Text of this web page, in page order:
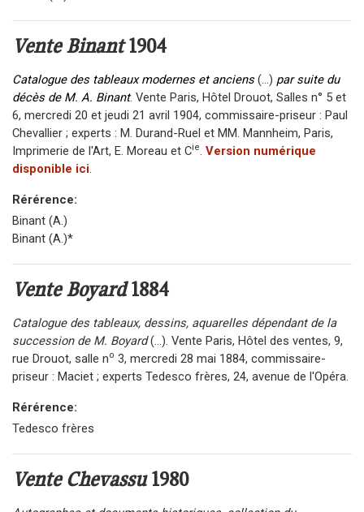
Vente Binant1904
Catalogue des tableaux modernes et anciens(...) par suite du
décès de M. A. Binant. Vente Paris, Hôtel Drouot, Salles n° 5 et
6, mercredi 20 et jeudi 21 avril 1904, commissaire-priseur : Paul
Chevallier ; experts : M. Durand-Ruel et MM. Mannheim, Paris,
Imprimerie de l'Art, E. Moreau et Cie
Version numérique
disponible ici
Rérérence:
Binant (A.)
Binant (A.)*
Vente Boyard1884
Catalogue des tableaux, dessins, aquarelles dépendant de la
succession de M. Boyard(...). Vente Paris, Hôtel des ventes, 9,
rue Drouot, salle no 3, mercredi 28 mai 1884, commissaire-
priseur : Maciet ; experts Tedesco frères, 24, avenue de l'Opéra.
Rérérence:
Tedesco frères
Vente Chevassu1980